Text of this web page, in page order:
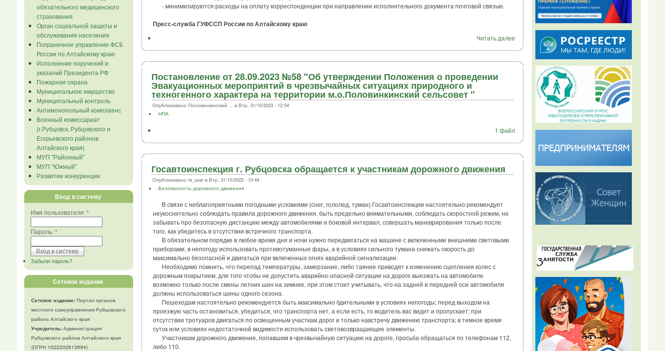
обязательного медицинского
страхования
Орган социальной защиты и
обслуживания населения
Пограничное управление ФСБ
России по Алтайскому краю
Исполнение поручений и
указаний Президента РФ
Пожарная охрана
Муниципальное имущество
Муниципальный контроль
Антимонопольный комплаенс
Военный комиссариат
(г.Рубцовск, Рубцовского и
Егорьевского районов
Алтайского края)
МУП "Районный"
МУП "Южный"
Развитие конкуренции
Вход в систему
Имя пользователя:*
Пароль:*
Забыли пароль?
Сетевое издание
Сетевое издание:Портал органов
местного самоуправления Рубцовского
района Алтайского края
Учредитель:Администрация
Рубцовского района Алтайского края
(ОГРН 1022202613894)
- минимизируются расходы на оплату корреспонденции при направлении исполнительного документа почтовой связью.
Пресс-служба ГУФССП России по Алтайскому краю
Читать далее
Постановление от 28.09.2023 №58 "Об утверждении Положения о проведении
Эвакуационных мероприятий в чрезвычайных ситуациях природного и
техногенного характера на территории м.о.Половинкинский сельсовет "
Опубликовано Половинкинский ... в Втр, 31/10/2023 - 12:54
НПА
1 файл
Госавтоинспекция г. Рубцовска обращается к участникам дорожного движения
Опубликовано re_user в Втр, 31/10/2023 - 10:44
Безопасность дорожного движения
В связи с неблагоприятными погодными условиями (снег, гололед, туман) Госавтоинспекции настоятельно рекомендует
неукоснительно соблюдать правила дорожного движения, быть предельно внимательными, соблюдать скоростной режим, не
забывать про безопасную дистанцию между автомобилями и боковой интервал, совершать маневрирования только после
того, как убедитесь в отсутствии встречного транспорта.
В обязательном порядке в любое время дня и ночи нужно передвигаться на машине с включенными внешними световыми
приборами, в непогоду использовать противотуманные фары, а в условиях сильного тумана снижать скорость до
максимально безопасной и двигаться при включенных огнях аварийной сигнализации.
Необходимо помнить, что перепад температуры, замерзание, либо таяние приводят к изменению сцепления колес с
дорожным покрытием, для того чтобы не допустить аварийно-опасной ситуации на дороге выезжать на автомобиле
возможно только после смены летних шин на зимние, при этом стоит учитывать, что на задней и передней оси автомобиля
должны использоваться шины одного сезона.
Пешеходам настоятельно рекомендуется быть максимально бдительными в условиях непогоды; перед выходом на
проезжую часть остановиться, убедиться, что транспорта нет, а если есть, то водитель вас видит и пропускает; при
отсутствии тротуаров двигаться по освещенным участкам дорог и только навстречу движению транспорта; в темное время
суток или условиях недостаточной видимости использовать световозвращающие элементы.
Участникам дорожного движения, попавшим в чрезвычайную ситуацию на дороге, просьба обращаться по телефонам 112,
либо 110.